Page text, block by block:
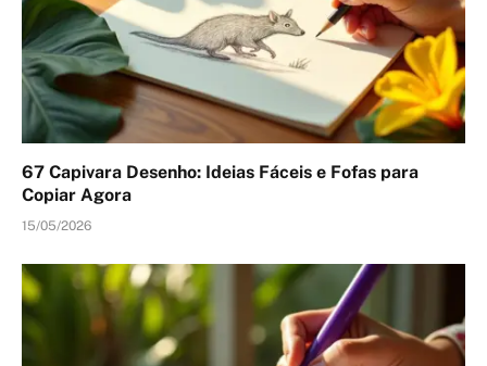
67 Capivara Desenho: Ideias Fáceis e Fofas para
Copiar Agora
15/05/2026